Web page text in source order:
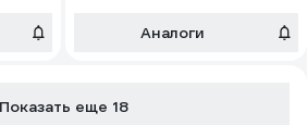
Аналоги
Показать еще 18